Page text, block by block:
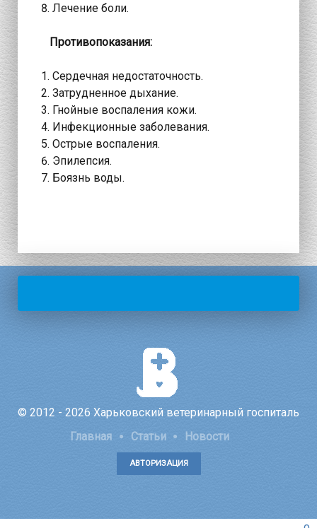
Лечение боли.
Противопоказания:
Сердечная недостаточность.
Затрудненное дыхание.
Гнойные воспаления кожи.
Инфекционные заболевания.
Острые воспаления.
Эпилепсия.
Боязнь воды.
© 2012 - 2026 Харьковский ветеринарный госпиталь
Главная
Статьи Новости
АВТОРИЗАЦИЯ